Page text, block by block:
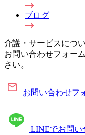
ブログ
介護・サービスにつ
お問い合わせフォー
さい。
お問い合わせフ
LINEでお問い